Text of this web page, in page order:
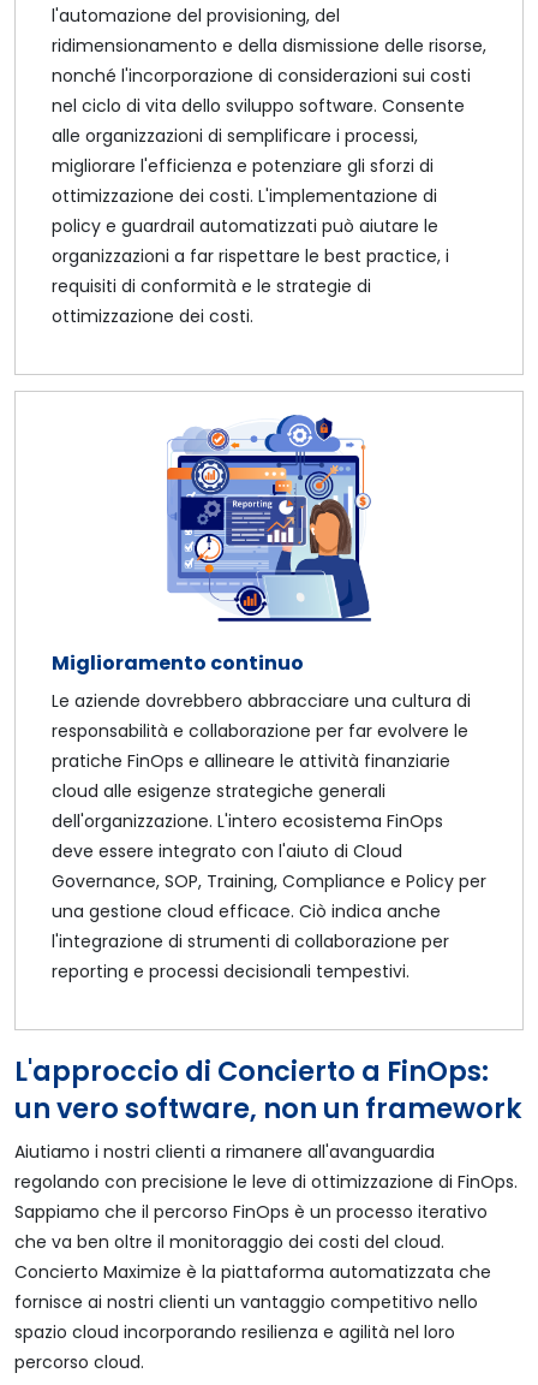
l'automazione del provisioning, del
ridimensionamento e della dismissione delle risorse,
nonché l'incorporazione di considerazioni sui costi
nel ciclo di vita dello sviluppo software. Consente
alle organizzazioni di semplificare i processi,
migliorare l'efficienza e potenziare gli sforzi di
ottimizzazione dei costi. L'implementazione di
policy e guardrail automatizzati può aiutare le
organizzazioni a far rispettare le best practice, i
requisiti di conformità e le strategie di
ottimizzazione dei costi.
Miglioramento continuo
Le aziende dovrebbero abbracciare una cultura di
responsabilità e collaborazione per far evolvere le
pratiche FinOps e allineare le attività finanziarie
cloud alle esigenze strategiche generali
dell'organizzazione. L'intero ecosistema FinOps
deve essere integrato con l'aiuto di Cloud
Governance, SOP, Training, Compliance e Policy per
una gestione cloud efficace. Ciò indica anche
l'integrazione di strumenti di collaborazione per
reporting e processi decisionali tempestivi.
L'approccio di Concierto a FinOps:
un vero software, non un framework
Aiutiamo i nostri clienti a rimanere all'avanguardia
regolando con precisione le leve di ottimizzazione di FinOps.
Sappiamo che il percorso FinOps è un processo iterativo
che va ben oltre il monitoraggio dei costi del cloud.
Concierto Maximize è la piattaforma automatizzata che
fornisce ai nostri clienti un vantaggio competitivo nello
spazio cloud incorporando resilienza e agilità nel loro
percorso cloud.